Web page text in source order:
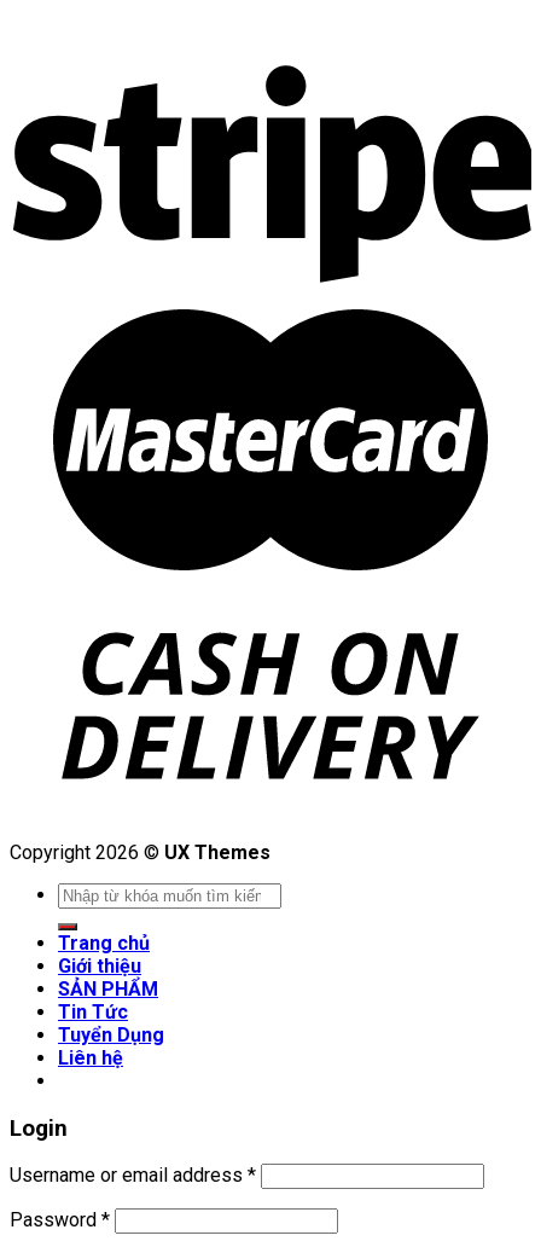
Copyright 2026 © UX Themes
Search
for:
Trang chủ
Giới thiệu
SẢN PHẨM
Tin Tức
Tuyển Dụng
Liên hệ
Login
Username or email address *
Password *